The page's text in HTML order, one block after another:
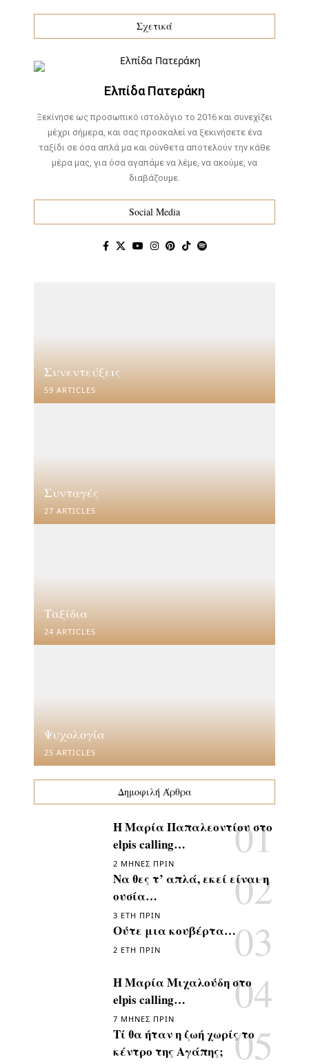
Σχετικά
Ελπίδα Πατεράκη
Ξεκίνησε ως προσωπικό ιστολόγιο το 2016 και συνεχίζει
μέχρι σήμερα, και σας προσκαλεί να ξεκινήσετε ένα
ταξίδι σε όσα απλά μα και σύνθετα αποτελούν την κάθε
μέρα μας, για όσα αγαπάμε να λέμε, να ακούμε, να
διαβάζουμε.
Social Media
Συνεντεύξεις
59 ARTICLES
Συνταγές
27 ARTICLES
Ταξίδια
24 ARTICLES
Ψυχολογία
25 ARTICLES
Δημοφιλή Άρθρα
Η Μαρία Παπαλεοντίου στο
elpis calling…
2 ΜΉΝΕΣ ΠΡΙΝ
Να θες τ’ απλά, εκεί είναι η
ουσία…
3 ΈΤΗ ΠΡΙΝ
Ούτε μια κουβέρτα…
2 ΈΤΗ ΠΡΙΝ
Η Μαρία Μιχαλούδη στο
elpis calling…
7 ΜΉΝΕΣ ΠΡΙΝ
Τί θα ήταν η ζωή χωρίς το
κέντρο της Αγάπης;